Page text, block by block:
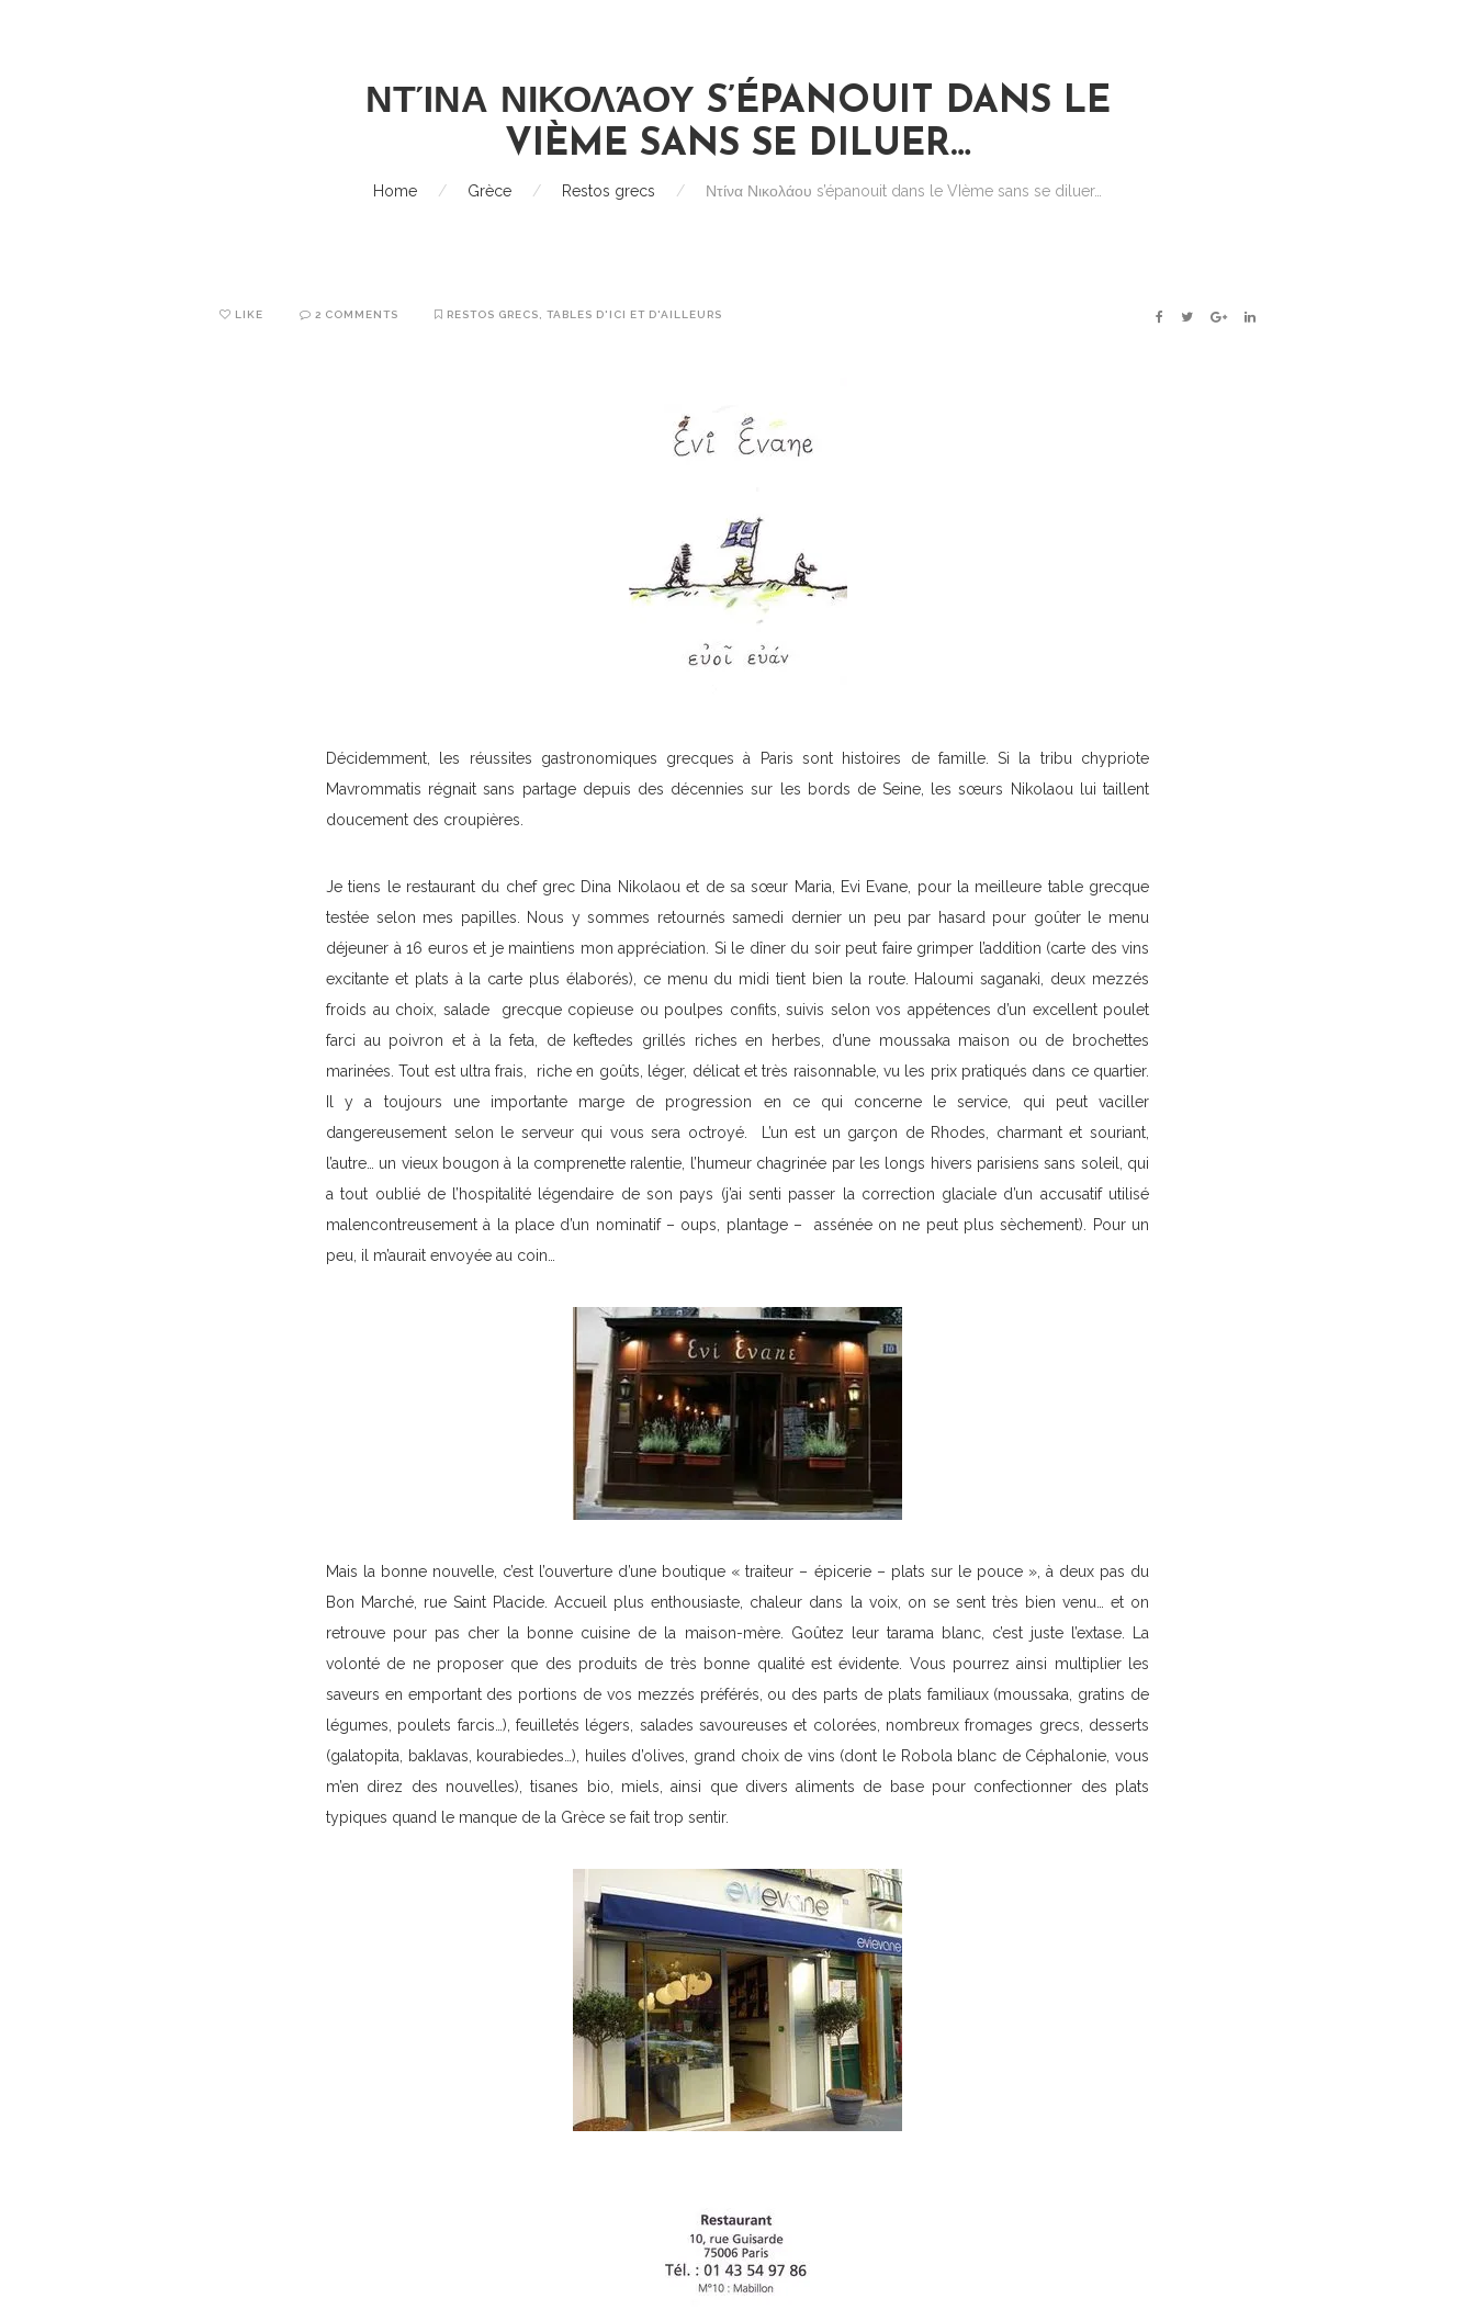
ΝΤΊΝΑ ΝΙΚΟΛΆΟΥ S’ÉPANOUIT DANS LE
VIÈME SANS SE DILUER…
Home / Grèce / Restos grecs / Ντίνα Νικολάου s’épanouit dans le VIème sans se diluer…
LIKE 2 COMMENTS RESTOS GRECS TABLES D'ICI ET D'AILLEURS FACEBOOK
TWITTER
GOOGLE+LINKEDIN
Décidemment, les réussites gastronomiques grecques à Paris sont histoires de famille. Si la tribu chypriote
Mavrommatis régnait sans partage depuis des décennies sur les bords de Seine, les sœurs Nikolaou lui taillent
doucement des croupières.
Je tiens le restaurant du chef grec Dina Nikolaou et de sa sœur Maria, Evi Evane, pour la meilleure table grecque
testée selon mes papilles. Nous y sommes retournés samedi dernier un peu par hasard pour goûter le menu
déjeuner à 16 euros et je maintiens mon appréciation. Si le dîner du soir peut faire grimper l’addition (carte des vins
excitante et plats à la carte plus élaborés), ce menu du midi tient bien la route. Haloumi saganaki, deux mezzés
froids au choix, salade grecque copieuse ou poulpes confits, suivis selon vos appétences d’un excellent poulet
farci au poivron et à la feta, de keftedes grillés riches en herbes, d’une moussaka maison ou de brochettes
marinées. Tout est ultra frais, riche en goûts, léger, délicat et très raisonnable, vu les prix pratiqués dans ce quartier.
Il y a toujours une importante marge de progression en ce qui concerne le service, qui peut vaciller
dangereusement selon le serveur qui vous sera octroyé. L’un est un garçon de Rhodes, charmant et souriant,
l’autre… un vieux bougon à la comprenette ralentie, l’humeur chagrinée par les longs hivers parisiens sans soleil, qui
a tout oublié de l’hospitalité légendaire de son pays (j’ai senti passer la correction glaciale d’un accusatif utilisé
malencontreusement à la place d’un nominatif – oups, plantage – assénée on ne peut plus sèchement). Pour un
peu, il m’aurait envoyée au coin…
Mais la bonne nouvelle, c’est l’ouverture d’une boutique « traiteur – épicerie – plats sur le pouce », à deux pas du
Bon Marché, rue Saint Placide. Accueil plus enthousiaste, chaleur dans la voix, on se sent très bien venu… et on
retrouve pour pas cher la bonne cuisine de la maison-mère. Goûtez leur tarama blanc, c’est juste l’extase. La
volonté de ne proposer que des produits de très bonne qualité est évidente. Vous pourrez ainsi multiplier les
saveurs en emportant des portions de vos mezzés préférés, ou des parts de plats familiaux (moussaka, gratins de
légumes, poulets farcis…), feuilletés légers, salades savoureuses et colorées, nombreux fromages grecs, desserts
(galatopita, baklavas, kourabiedes…), huiles d’olives, grand choix de vins (dont le Robola blanc de Céphalonie, vous
m’en direz des nouvelles), tisanes bio, miels, ainsi que divers aliments de base pour confectionner des plats
typiques quand le manque de la Grèce se fait trop sentir.